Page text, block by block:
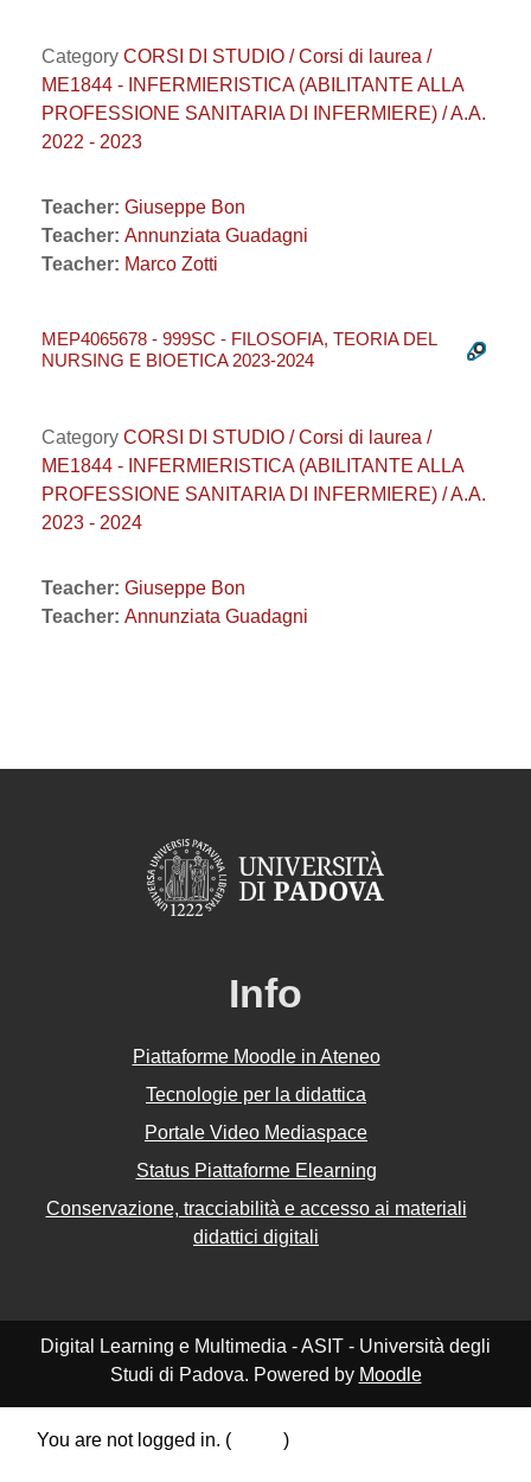
Category CORSI DI STUDIO / Corsi di laurea /
ME1844 - INFERMIERISTICA (ABILITANTE ALLA
PROFESSIONE SANITARIA DI INFERMIERE) / A.A.
2022 - 2023
Teacher: Giuseppe Bon
Teacher: Annunziata Guadagni
Teacher: Marco Zotti
MEP4065678 - 999SC - FILOSOFIA, TEORIA DEL
NURSING E BIOETICA 2023-2024
Category CORSI DI STUDIO / Corsi di laurea /
ME1844 - INFERMIERISTICA (ABILITANTE ALLA
PROFESSIONE SANITARIA DI INFERMIERE) / A.A.
2023 - 2024
Teacher: Giuseppe Bon
Teacher: Annunziata Guadagni
Info
Piattaforme Moodle in Ateneo
Tecnologie per la didattica
Portale Video Mediaspace
Status Piattaforme Elearning
Conservazione, tracciabilità e accesso ai materiali
didattici digitali
Digital Learning e Multimedia - ASIT - Università degli
Studi di Padova. Powered by Moodle
You are not logged in. (
)